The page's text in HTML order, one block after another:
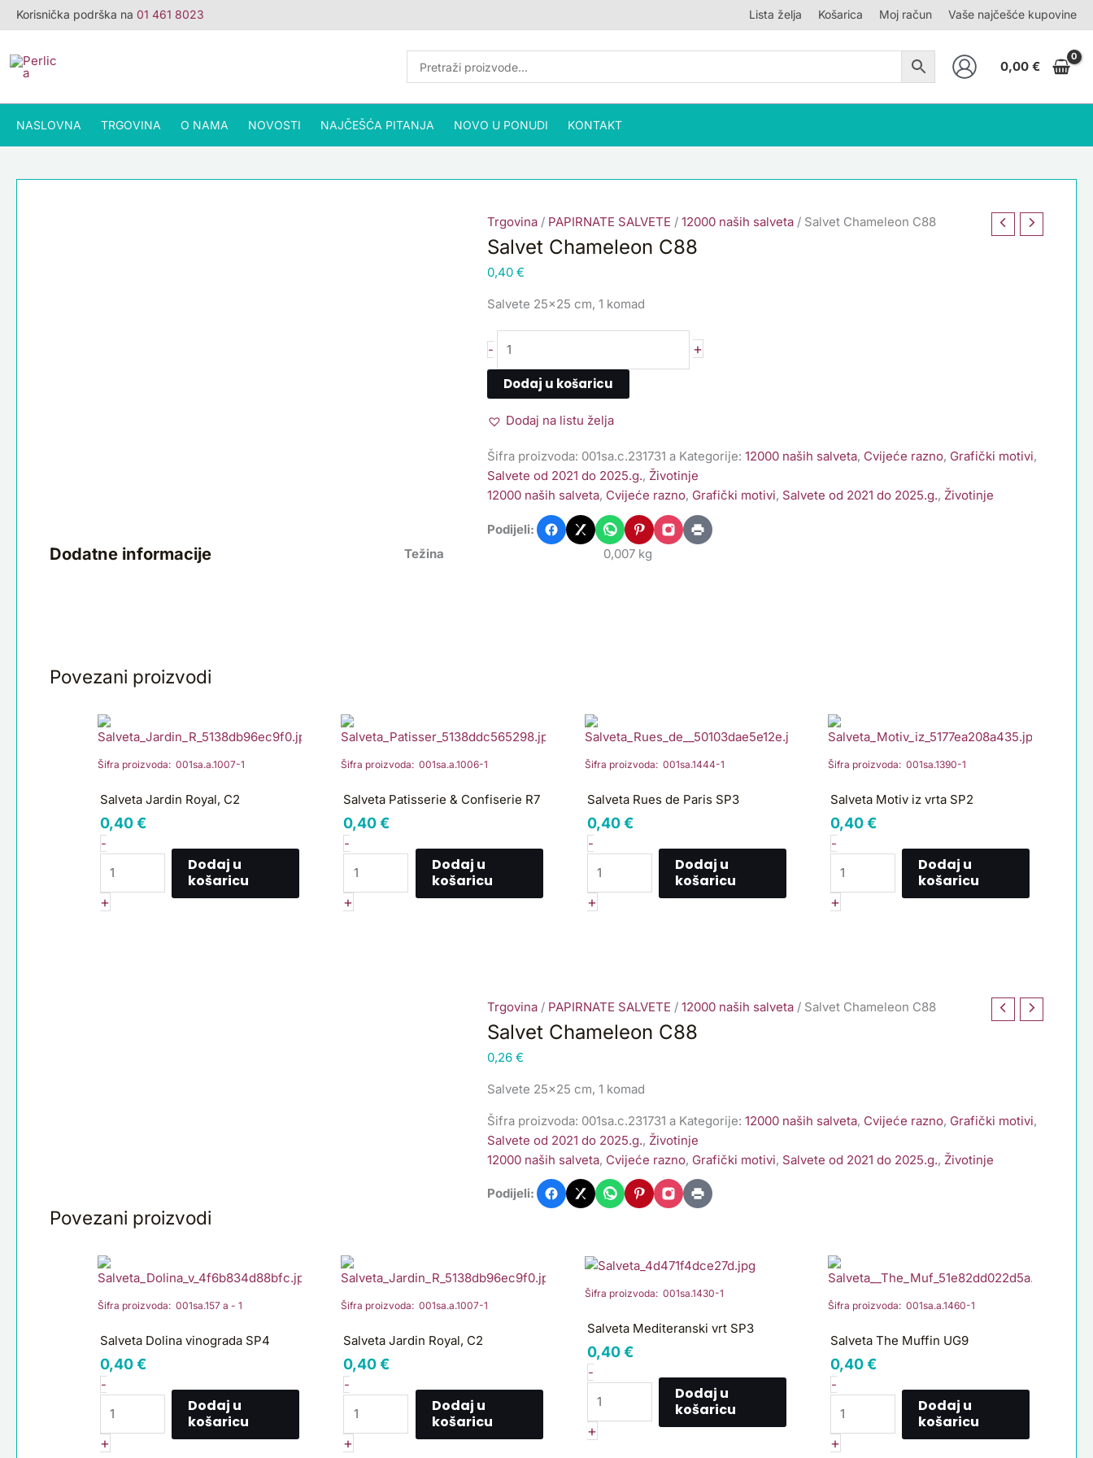
Skip
to
Korisnička podrška na 01 461 8023 Lista želja Košarica Moj račun Vaše najčešće kupovine
0,00 €
NASLOVNA TRGOVINA O NAMA NOVOSTI NAJČEŠĆA PITANJA NOVO U PONUDI KONTAKT
Trgovina/ PAPIRNATE SALVETE / 12000 naših salveta/ Salvet Chameleon C88
Salvet Chameleon C88
0,40 €
Salvete 25×25 cm, 1 komad
-
Chameleon
C88
količina
+
Dodaj u košaricu
Dodaj na listu želja
Šifra proizvoda: 001sa.c.231731 a Kategorije: 12000 naših salveta, Cvijeće razno, Grafički motivi,
Salvete od 2021 do 2025.g., Životinje
12000 naših salveta, Cvijeće razno, Grafički motivi, Salvete od 2021 do 2025.g., Životinje
Podijeli:
Dodatne informacije Težina 0,007 kg
Povezani proizvodi
Šifra proizvoda: 001sa.a.1007-1
Salveta Jardin Royal, C2
0,40€
-
Salveta
Jardin
C2
+
Dodaj u
košaricu
Šifra proizvoda: 001sa.a.1006-1
Salveta Patisserie & Confiserie R7
0,40€
-
Salveta
Patisserie
Confiserie
količina
+
Dodaj u
košaricu
Šifra proizvoda: 001sa.1444-1
Salveta Rues de Paris SP3
0,40€
-
Salveta
Rues
Paris
količina
+
Dodaj u
košaricu
Šifra proizvoda: 001sa.1390-1
Salveta Motiv iz vrta SP2
0,40€
-
Salveta
Motiv
vrta
količina
+
Dodaj u
košaricu
Trgovina/ PAPIRNATE SALVETE / 12000 naših salveta/ Salvet Chameleon C88
Salvet Chameleon C88
0,26 €
Salvete 25×25 cm, 1 komad
Šifra proizvoda: 001sa.c.231731 a Kategorije: 12000 naših salveta, Cvijeće razno, Grafički motivi,
Salvete od 2021 do 2025.g., Životinje
12000 naših salveta, Cvijeće razno, Grafički motivi, Salvete od 2021 do 2025.g., Životinje
Podijeli:
Povezani proizvodi
Šifra proizvoda: 001sa.157 a - 1
Salveta Dolina vinograda SP4
0,40€
-
Salveta
Dolina
SP4
+
Dodaj u
košaricu
Šifra proizvoda: 001sa.a.1007-1
Salveta Jardin Royal, C2
0,40€
-
Salveta
Jardin
C2
+
Dodaj u
košaricu
Šifra proizvoda: 001sa.1430-1
Salveta Mediteranski vrt SP3
0,40€
-
Salveta
Mediteranski
vrt
količina
+
Dodaj u
košaricu
Šifra proizvoda: 001sa.a.1460-1
Salveta The Muffin UG9
0,40€
-
Salveta
The
UG9
+
Dodaj u
košaricu